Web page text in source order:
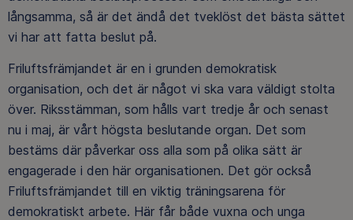
långsamma, så är det ändå det tveklöst det bästa sättet
vi har att fatta beslut på.
Friluftsfrämjandet är en i grunden demokratisk
organisation, och det är något vi ska vara väldigt stolta
över. Riksstämman, som hålls vart tredje år och senast
nu i maj, är vårt högsta beslutande organ. Det som
bestäms där påverkar oss alla som på olika sätt är
engagerade i den här organisationen. Det gör också
Friluftsfrämjandet till en viktig träningsarena för
demokratiskt arbete. Här får både vuxna och unga